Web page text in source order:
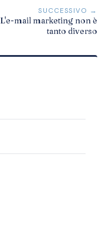
SUCCESSIVO →
L'e-mail marketing non è
tanto diverso